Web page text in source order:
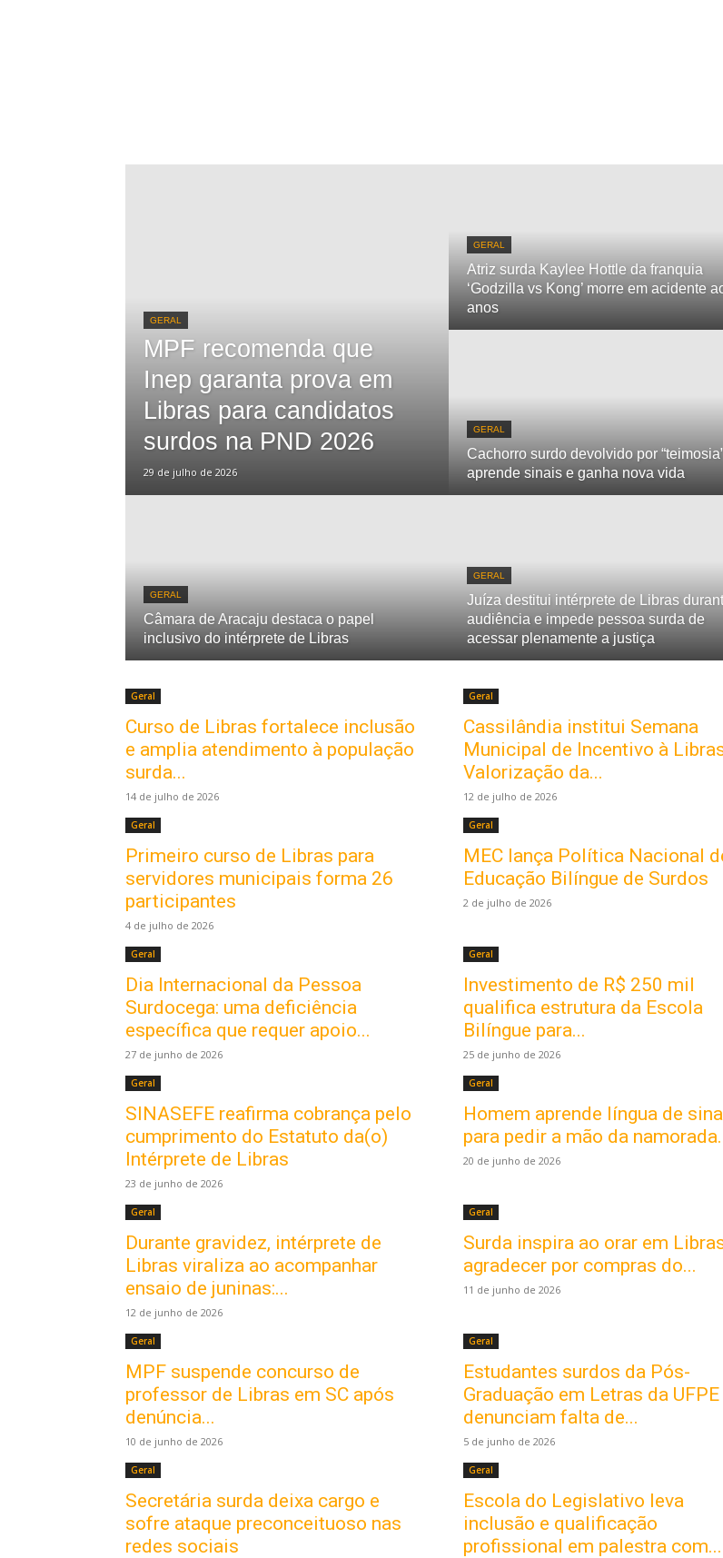
GERAL
MPF recomenda que
Inep garanta prova em
Libras para candidatos
surdos na PND 2026
29 de julho de 2026
GERAL
Câmara de Aracaju destaca o papel
inclusivo do intérprete de Libras
GERAL
Atriz surda Kaylee Hottle da franquia
‘Godzilla vs Kong’ morre em acidente
anos
GERAL
Cachorro surdo devolvido por
aprende sinais e ganha nova vida
GERAL
Juíza destitui intérprete de Libras
audiência e impede pessoa surda de
acessar plenamente a justiça
Geral
Curso de Libras fortalece inclusão
e amplia atendimento à população
surda...
14 de julho de 2026
Geral
Cassilândia institui Semana
Municipal de Incentivo à
Valorização da...
12 de julho de 2026
Geral
Primeiro curso de Libras para
servidores municipais forma 26
participantes
4 de julho de 2026
Geral
MEC lança Política Nacional
Educação Bilíngue de Surdos
2 de julho de 2026
Geral
Dia Internacional da Pessoa
Surdocega: uma deficiência
específica que requer apoio...
27 de junho de 2026
Geral
Investimento de R$ 250 mil
qualifica estrutura da Escola
Bilíngue para...
25 de junho de 2026
Geral
SINASEFE reafirma cobrança pelo
cumprimento do Estatuto da(o)
Intérprete de Libras
23 de junho de 2026
Geral
Homem aprende língua de
para pedir a mão da
20 de junho de 2026
Geral
Durante gravidez, intérprete de
Libras viraliza ao acompanhar
ensaio de juninas:...
12 de junho de 2026
Geral
Surda inspira ao orar em
agradecer por compras do...
11 de junho de 2026
Geral
MPF suspende concurso de
professor de Libras em SC após
denúncia...
10 de junho de 2026
Geral
Estudantes surdos da Pós-
Graduação em Letras da UFPE
denunciam falta de...
5 de junho de 2026
Geral
Secretária surda deixa cargo e
sofre ataque preconceituoso nas
redes sociais
Geral
Escola do Legislativo leva
inclusão e qualificação
profissional em palestra com...